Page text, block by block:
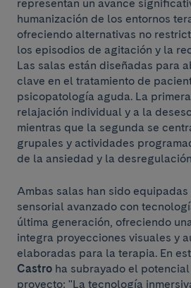
representan un avance
humanización de los entornos
ofreciendo alternativas no
los episodios de agitación y la
Las salas están diseñadas para
clave en el tratamiento de
psicopatología aguda. La
relajación individual y a la
mientras que la segunda se
grupales y actividades
de la ansiedad y la
Ambas salas han sido
sensorial avanzado con
última generación, ofreciendo
integra proyecciones visuales y
elaboradas para la terapia. En
Castro ha subrayado el
proyecto: "La tecnología